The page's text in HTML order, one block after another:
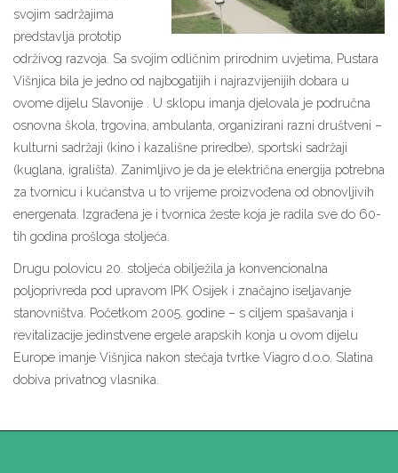
svojim sadržajima
predstavlja prototip
održivog razvoja. Sa svojim odličnim prirodnim uvjetima, Pustara
Višnjica bila je jedno od najbogatijih i najrazvijenijih dobara u
ovome dijelu Slavonije . U sklopu imanja djelovala je područna
osnovna škola, trgovina, ambulanta, organizirani razni društveni –
kulturni sadržaji (kino i kazališne priredbe), sportski sadržaji
(kuglana, igrališta). Zanimljivo je da je električna energija potrebna
za tvornicu i kućanstva u to vrijeme proizvođena od obnovljivih
energenata. Izgrađena je i tvornica žeste koja je radila sve do 60-
tih godina prošloga stoljeća.
Drugu polovicu 20. stoljeća obilježila ja konvencionalna
poljoprivreda pod upravom IPK Osijek i značajno iseljavanje
stanovništva. Početkom 2005. godine – s ciljem spašavanja i
revitalizacije jedinstvene ergele arapskih konja u ovom dijelu
Europe imanje Višnjica nakon stečaja tvrtke Viagro d.o.o. Slatina
dobiva privatnog vlasnika.